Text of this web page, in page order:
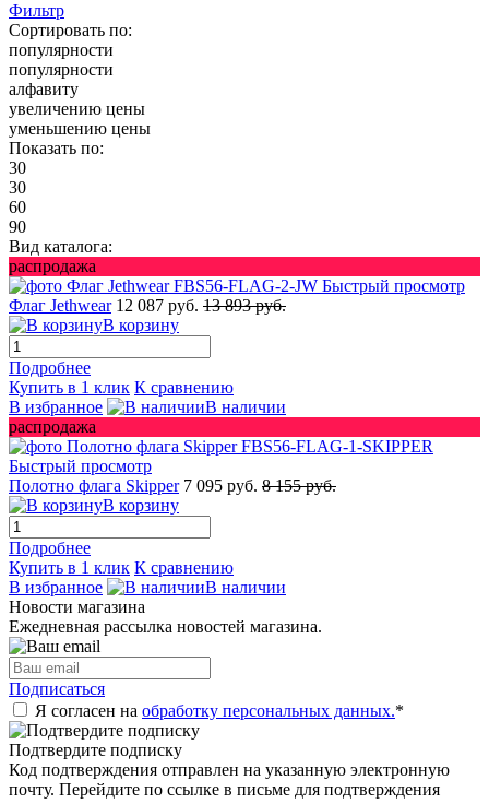
Фильтр
Сортировать по:
популярности
популярности
алфавиту
увеличению цены
уменьшению цены
Показать по:
30
30
60
90
Вид каталога:
распродажа
Быстрый просмотр
Флаг Jethwear 12 087 руб. 13 893 руб.
В корзину
Подробнее
Купить в 1 клик К сравнению
В избранное
В наличии
распродажа
Быстрый просмотр
Полотно флага Skipper 7 095 руб. 8 155 руб.
В корзину
Подробнее
Купить в 1 клик К сравнению
В избранное
В наличии
Новости магазина
Ежедневная рассылка новостей магазина.
Подписаться
Я согласен на обработку персональных данных.*
Подтвердите подписку
Код подтверждения отправлен на указанную электронную
почту. Перейдите по ссылке в письме для подтверждения